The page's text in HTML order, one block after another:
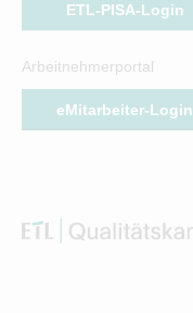
ETL-PISA-Login
Arbeitnehmerportal
eMitarbeiter-Login